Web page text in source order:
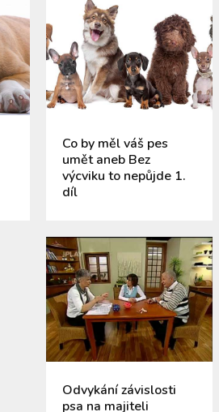
Co by měl váš pes
umět aneb Bez
výcviku to nepůjde 1.
díl
Odvykání závislosti
psa na majiteli